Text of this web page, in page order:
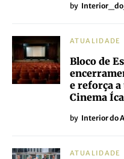
by
ATUALIDADE
Bloco de
e reforça
Cinema
by Interior do
ATUALIDADE